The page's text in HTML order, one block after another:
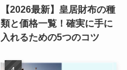
【2026最新】皇居財布の種
類と価格一覧！確実に手に
入れるための5つのコツ